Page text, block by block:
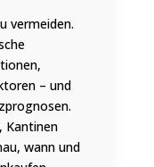
vermeiden.
– und
Kantinen
wann und